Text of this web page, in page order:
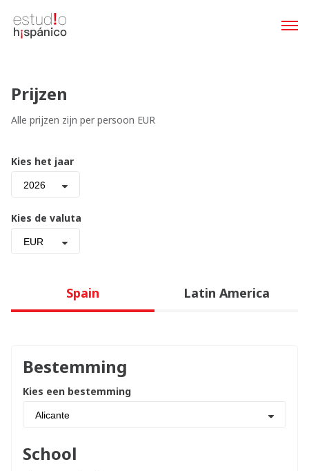
Prijzen
Alle prijzen zijn per persoon EUR
Kies het jaar
2026
Kies de valuta
EUR
Spain Latin America
Bestemming
Kies een bestemming
Alicante
School